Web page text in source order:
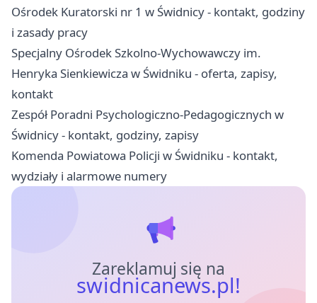
Ośrodek Kuratorski nr 1 w Świdnicy - kontakt, godziny
i zasady pracy
Specjalny Ośrodek Szkolno-Wychowawczy im.
Henryka Sienkiewicza w Świdniku - oferta, zapisy,
kontakt
Zespół Poradni Psychologiczno-Pedagogicznych w
Świdnicy - kontakt, godziny, zapisy
Komenda Powiatowa Policji w Świdniku - kontakt,
wydziały i alarmowe numery
Zareklamuj się na
swidnicanews.pl!